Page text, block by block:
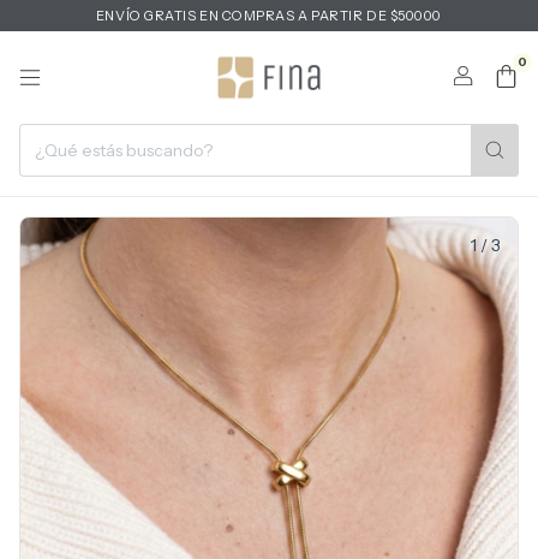
ENVÍO GRATIS EN COMPRAS A PARTIR DE $50000
0
1 /3